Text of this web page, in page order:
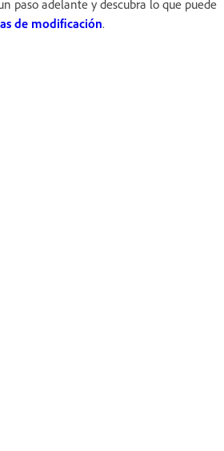
paso adelante y descubra lo que puede
de modificación.